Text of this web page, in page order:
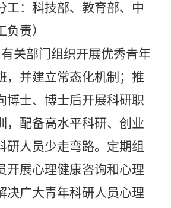
工：科技部、教育部、中
责）
关部门组织开展优秀青年
，并建立常态化机制；推
博士、博士后开展科研职
，配备高水平科研、创业
研人员少走弯路。定期组
开展心理健康咨询和心理
决广大青年科研人员心理